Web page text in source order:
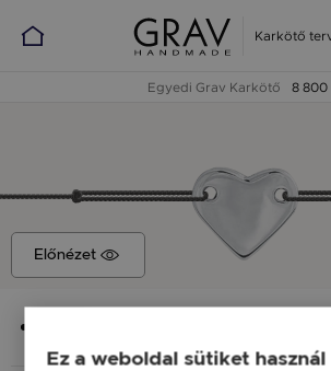
Karkötő
Egyedi Grav Karkötő 8 800
Előnézet
Ez a weboldal sütiket használ